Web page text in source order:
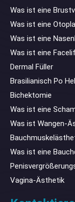
Was ist eine
Was ist eine
Was ist eine
Was ist eine
Dermal Füller
Brasilianisch Po
Bichektomie
Was ist eine
Was ist Wangen-
Was ist eine
Vagina-Ästhetik